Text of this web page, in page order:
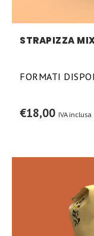
STRAPIZZA
FORMATI
€18,00 IVA inclusa